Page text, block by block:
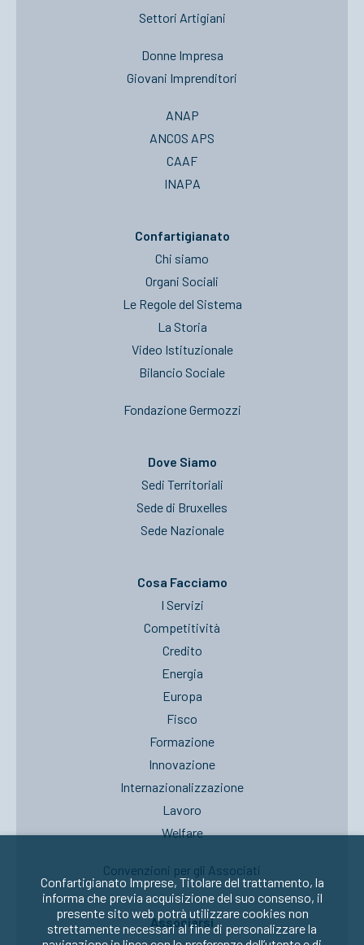
Settori Artigiani
Donne Impresa
Giovani Imprenditori
ANAP
ANCOS APS
CAAF
INAPA
Confartigianato
Chi siamo
Organi Sociali
Le Regole del Sistema
La Storia
Video Istituzionale
Bilancio Sociale
Fondazione Germozzi
Dove Siamo
Sedi Territoriali
Sede di Bruxelles
Sede Nazionale
Cosa Facciamo
I Servizi
Competitività
Credito
Energia
Europa
Fisco
Formazione
Innovazione
Internazionalizzazione
Lavoro
Welfare
Convenzioni per gli Associati
Associarsi
Confartigianato Imprese, Titolare del trattamento, la
informa che previa acquisizione del suo consenso, il
presente sito web potrà utilizzare cookies non
strettamente necessari al fine di personalizzare la